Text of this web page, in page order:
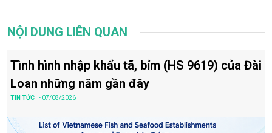
NỘI DUNG LIÊN QUAN
Tình hình nhập khẩu tã, bỉm (HS 9619) của Đài
Loan những năm gần đây
TIN TỨC - 07/08/2026